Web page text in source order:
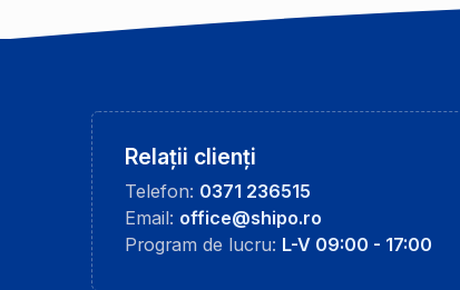
Relații clienți
Telefon: 0371 236515
Email: office@shipo.ro
Program de lucru: L-V 09:00 - 17:00